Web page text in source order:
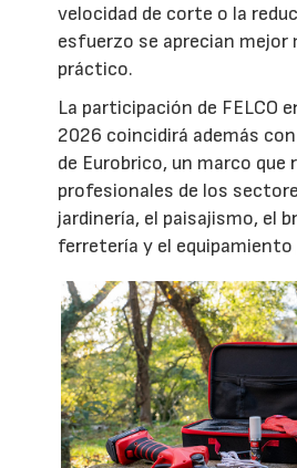
velocidad de corte o la
esfuerzo se aprecian mejor
práctico.
La participación de FELCO
2026 coincidirá además
de Eurobrico, un marco que
profesionales de los
jardinería, el paisajismo, el
ferretería y el